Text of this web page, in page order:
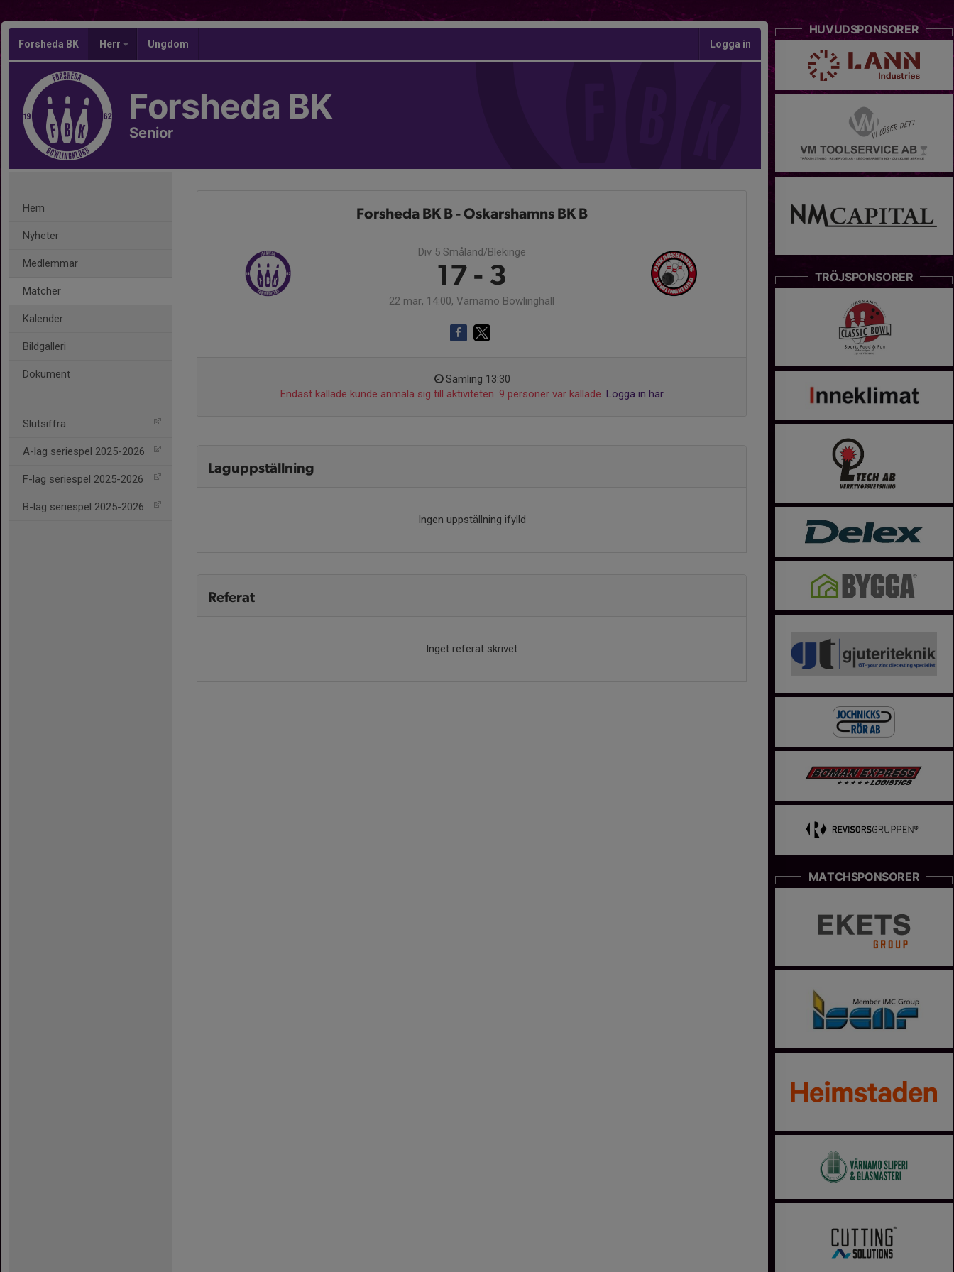
Forsheda BK Herr Ungdom Logga in
Forsheda BK
Senior
Hem
Nyheter
Medlemmar
Matcher
Kalender
Bildgalleri
Dokument
Slutsiffra
A-lag seriespel 2025-2026
F-lag seriespel 2025-2026
B-lag seriespel 2025-2026
Forsheda BK B - Oskarshamns BK B
Div 5 Småland/Blekinge
17 - 3
22 mar, 14:00, Värnamo Bowlinghall
Samling 13:30
Endast kallade kunde anmäla sig till aktiviteten. 9 personer var kallade. Logga in här
Laguppställning
Ingen uppställning ifylld
Referat
Inget referat skrivet
HUVUDSPONSORER
TRÖJSPONSORER
MATCHSPONSORER